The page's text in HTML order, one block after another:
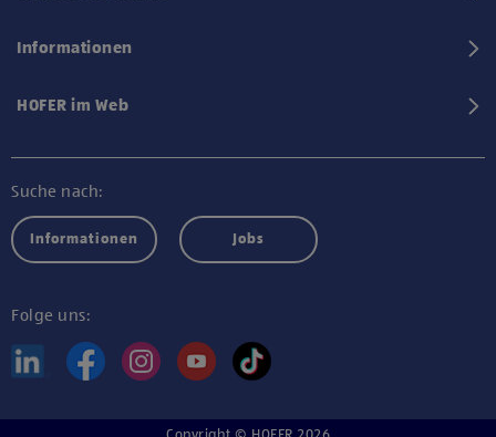
Informationen
HOFER im Web
Suche nach:
Informationen Jobs
Folge uns: